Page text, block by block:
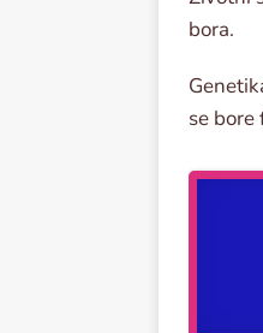
bora.
se bore